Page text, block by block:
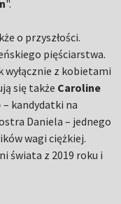
".
o przyszłości.
pięściarstwa.
wyłącznie z kobietami
się także Caroline
– kandydatki na
Daniela – jednego
wagi ciężkiej.
świata z 2019 roku i